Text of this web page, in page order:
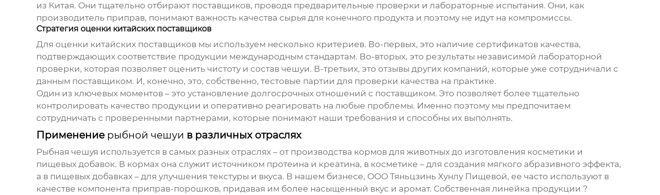
из Китая. Они тщательно отбирают поставщиков, проводя предварительные проверки и лабораторные испытания. Они, как
производитель приправ, понимают важность качества сырья для конечного продукта и поэтому не идут на компромиссы.
Стратегия оценки китайских поставщиков
Для оценки китайских поставщиков мы используем несколько критериев. Во-первых, это наличие сертификатов качества,
подтверждающих соответствие продукции международным стандартам. Во-вторых, это результаты независимой лабораторной
проверки, которая позволяет оценить чистоту и состав чешуи. В-третьих, это отзывы других компаний, которые уже сотрудничали с
данным поставщиком. И, конечно, это, собственно, тестовые партии для проверки качества на практике.
Один из ключевых моментов – это установление долгосрочных отношений с поставщиком. Это позволяет более тщательно
контролировать качество продукции и оперативно реагировать на любые проблемы. Именно поэтому мы предпочитаем
сотрудничать с проверенными партнерами, которые понимают наши требования и способны их выполнять.
Применение рыбной чешуи в различных отраслях
Рыбная чешуя используется в самых разных отраслях – от производства кормов для животных до изготовления косметики и
пищевых добавок. В кормах она служит источником протеина и креатина, в косметике – для создания мягкого абразивного эффекта,
а в пищевых добавках – для улучшения текстуры и вкуса. В нашем бизнесе, ООО Тяньцзинь Хунлу Пищевой, ее часто используют в
качестве компонента приправ-порошков, придавая им более насыщенный вкус и аромат. Собственная линейка продукции ?